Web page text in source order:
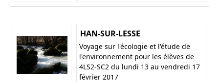
HAN-SUR-LESSE
Voyage sur l'écologie et l'étude de
l'environnement pour les élèves de
4LS2-SC2 du lundi 13 au vendredi 17
février 2017